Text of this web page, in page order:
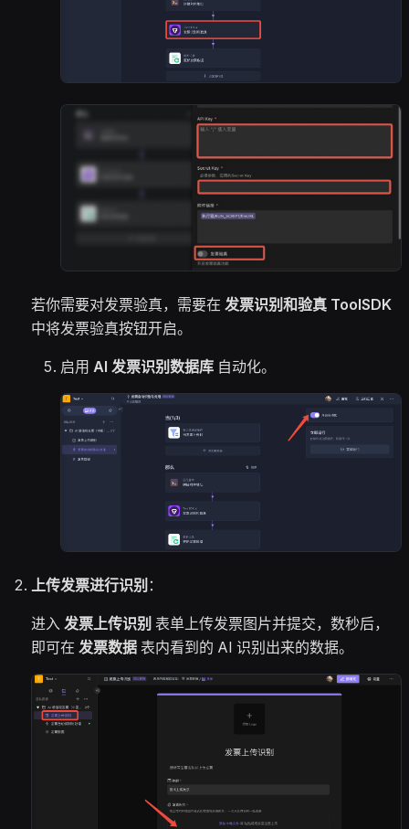
若你需要对发票验真，需要在 发票识别和验真 ToolSDK
中将发票验真按钮开启。
启用 AI 发票识别数据库 自动化。
上传发票进行识别 ：
进入 发票上传识别 表单上传发票图片并提交，数秒后，
即可在 发票数据 表内看到的 AI 识别出来的数据。